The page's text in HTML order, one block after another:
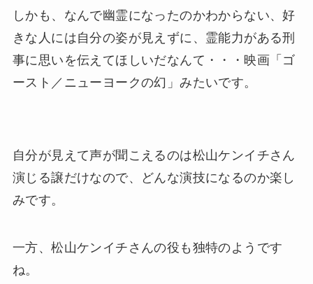
しかも、なんで幽霊になったのかわからない、好
きな人には自分の姿が見えずに、霊能力がある刑
事に思いを伝えてほしいだなんて・・・映画「ゴ
ースト／ニューヨークの幻」みたいです。
自分が見えて声が聞こえるのは松山ケンイチさん
演じる譲だけなので、どんな演技になるのか楽し
みです。
一方、松山ケンイチさんの役も独特のようです
ね。